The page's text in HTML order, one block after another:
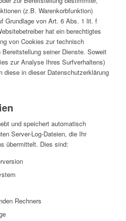
(z.B. Warenkorbfunktion)
Grundlage von Art. 6 Abs. 1 lit. f
hat ein berechtigtes
von Cookies zur technisch
seiner Dienste. Soweit
zur Analyse Ihres Surfverhaltens)
diese in dieser Datenschutzerklärung
und speichert automatisch
Server-Log-Dateien, die Ihr
übermittelt. Dies sind:
Rechners